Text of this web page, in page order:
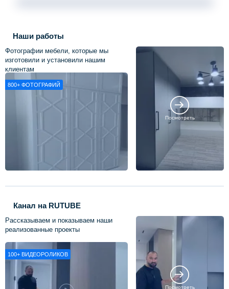
Наши работы
Фотографии мебели, которые мы
изготовили и установили нашим
клиентам
800+ ФОТОГРАФИЙ
Посмотреть
Канал на RUTUBE
Рассказываем и показываем наши
реализованные проекты
100+ ВИДЕОРОЛИКОВ
Посмотреть